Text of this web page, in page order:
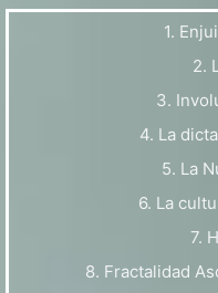
1.
2.
3.
4. La
5. La
6. La
7.
8. Fractalidad